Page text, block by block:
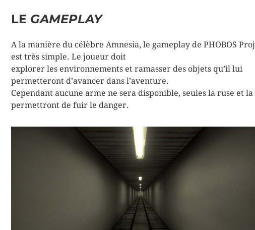
LE GAMEPLAY
A la manière du célèbre Amnesia, le gameplay de PHOBOS
est très simple. Le joueur doit
explorer les environnements et ramasser des objets qu’il lui
permetteront d’avancer dans l’aventure.
Cependant aucune arme ne sera disponible, seules la ruse et
permettront de fuir le danger.